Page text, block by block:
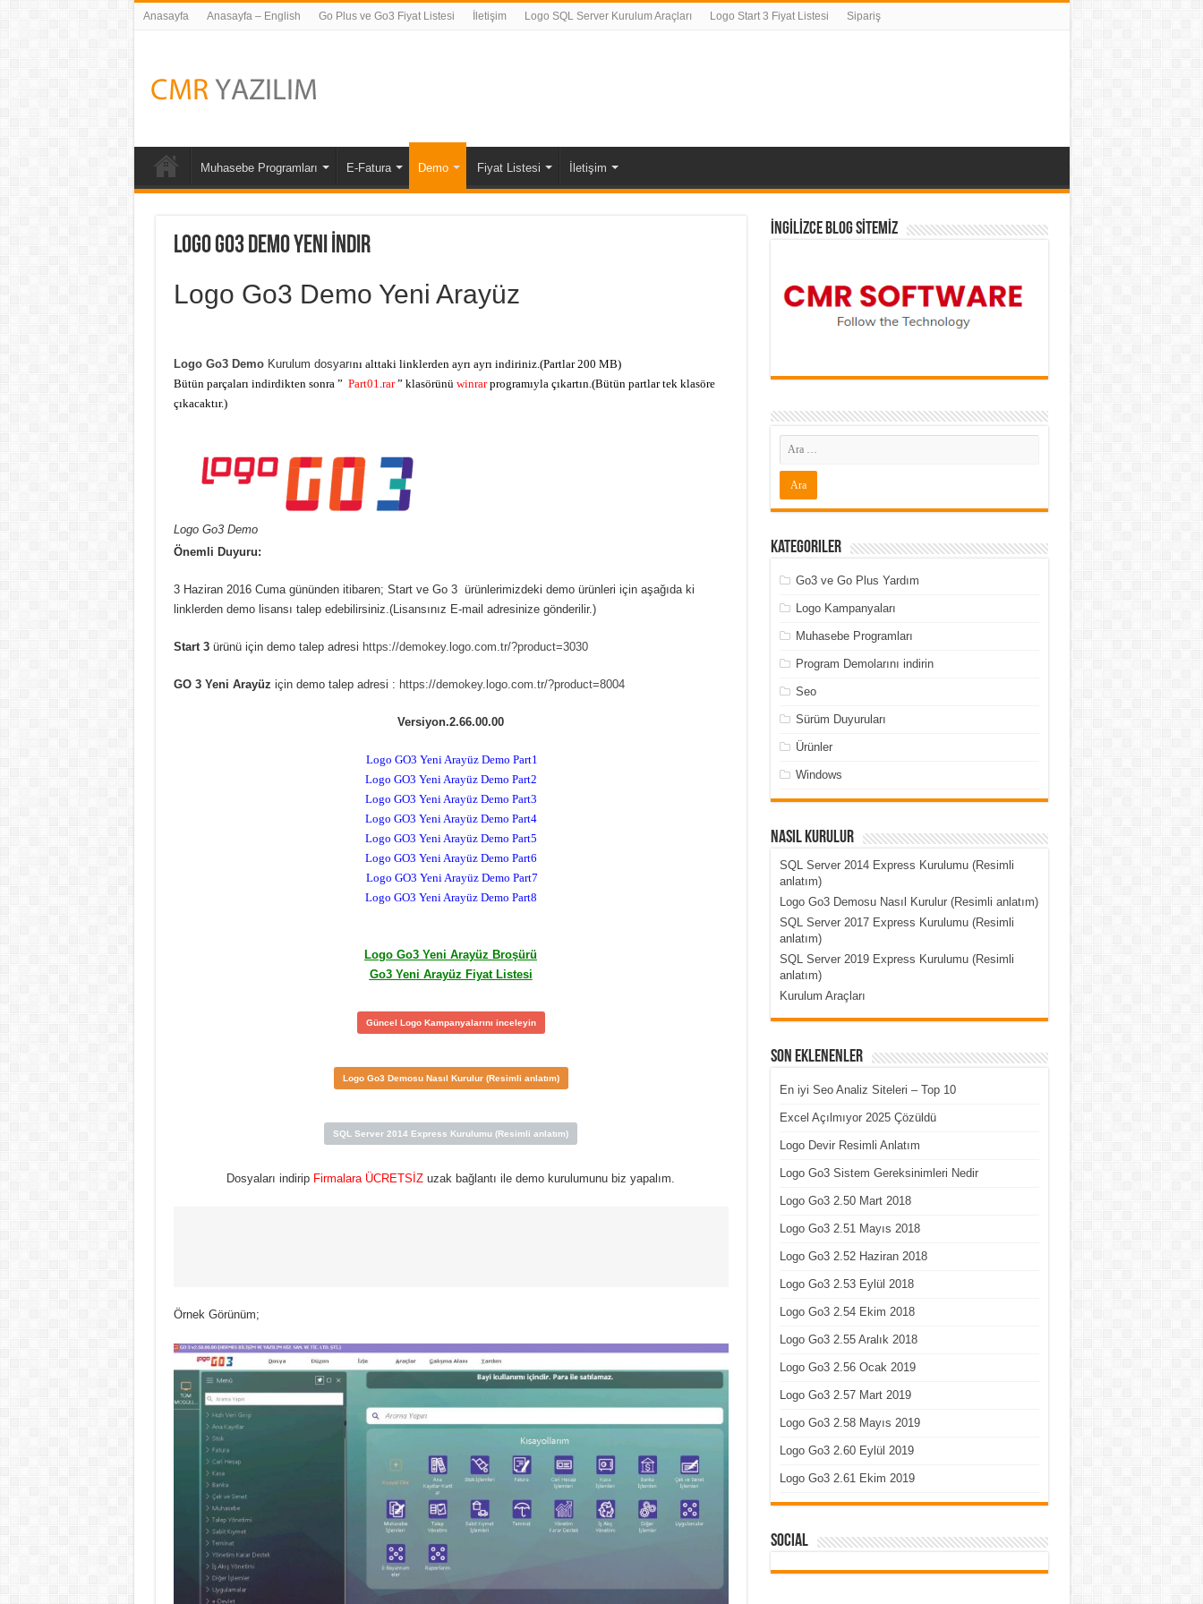
Anasayfa Anasayfa – English Go Plus ve Go3 Fiyat Listesi İletişim Logo SQL Server Kurulum Araçları Logo Start 3 Fiyat Listesi Sipariş
Muhasebe Programları E-Fatura Demo Fiyat Listesi İletişim
Logo Go3 Demo Yeni İndir
Logo Go3 Demo Yeni Arayüz
Logo Go3 DemoKurulum dosyarını alttaki linklerden ayrı ayrı indiriniz.(Partlar 200 MB)
Bütün parçaları indirdikten sonra ” Part01.rar” klasörünü winrarprogramıyla çıkartın.(Bütün partlar tek klasöre
çıkacaktır.)
Logo Go3 Demo
Önemli Duyuru:
3 Haziran 2016 Cuma gününden itibaren; Start ve Go 3 ürünlerimizdeki demo ürünleri için aşağıda ki
linklerden demo lisansı talep edebilirsiniz.(Lisansınız E-mail adresinize gönderilir.)
Start 3 ürünü için demo talep adresi https://demokey.logo.com.tr/?product=3030
GO 3 Yeni Arayüz için demo talep adresi : https://demokey.logo.com.tr/?product=8004
Versiyon.2.66.00.00
Logo GO3 Yeni Arayüz Demo Part1
Logo GO3 Yeni Arayüz Demo Part2
Logo GO3 Yeni Arayüz Demo Part3
Logo GO3 Yeni Arayüz Demo Part4
Logo GO3 Yeni Arayüz Demo Part5
Logo GO3 Yeni Arayüz Demo Part6
Logo GO3 Yeni Arayüz Demo Part7
Logo GO3 Yeni Arayüz Demo Part8
Logo Go3 Yeni Arayüz Broşürü
Go3 Yeni Arayüz Fiyat Listesi
Güncel Logo Kampanyalarını inceleyin
Logo Go3 Demosu Nasıl Kurulur (Resimli anlatım)
SQL Server 2014 Express Kurulumu (Resimli anlatım)
Dosyaları indirip Firmalara ÜCRETSİZ uzak bağlantı ile demo kurulumunu biz yapalım.
Örnek Görünüm;
İNGİLİZCE BLOG SİTEMİZ
Kategoriler
Go3 ve Go Plus Yardım
Logo Kampanyaları
Muhasebe Programları
Program Demolarını indirin
Seo
Sürüm Duyuruları
Ürünler
Windows
Nasıl Kurulur
SQL Server 2014 Express Kurulumu (Resimli
anlatım)
Logo Go3 Demosu Nasıl Kurulur (Resimli anlatım)
SQL Server 2017 Express Kurulumu (Resimli
anlatım)
SQL Server 2019 Express Kurulumu (Resimli
anlatım)
Kurulum Araçları
Son Eklenenler
En iyi Seo Analiz Siteleri – Top 10
Excel Açılmıyor 2025 Çözüldü
Logo Devir Resimli Anlatım
Logo Go3 Sistem Gereksinimleri Nedir
Logo Go3 2.50 Mart 2018
Logo Go3 2.51 Mayıs 2018
Logo Go3 2.52 Haziran 2018
Logo Go3 2.53 Eylül 2018
Logo Go3 2.54 Ekim 2018
Logo Go3 2.55 Aralık 2018
Logo Go3 2.56 Ocak 2019
Logo Go3 2.57 Mart 2019
Logo Go3 2.58 Mayıs 2019
Logo Go3 2.60 Eylül 2019
Logo Go3 2.61 Ekim 2019
Social